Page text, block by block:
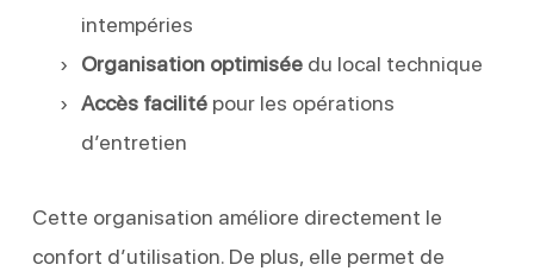
intempéries
Organisation optimiséedu local technique
Accès facilitépour les opérations
d’entretien
Cette organisation améliore directement le
confort d’utilisation. De plus, elle permet de